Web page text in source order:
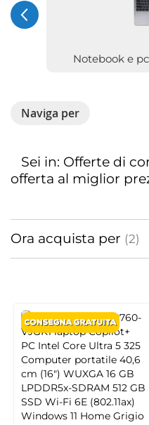
Notebook e
Sei in: Offerte di
offerta al miglior
Naviga per
Ora acquista per